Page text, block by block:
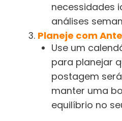
necessidades
análises
Planeje com
Use um
para planejar
postagem
manter uma
equilíbrio no